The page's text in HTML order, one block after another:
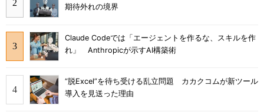
期待外れの境界
Claude Codeでは「エージェントを作るな、スキルを作
れ」 Anthropicが示すAI構築術
“脱Excel”を待ち受ける乱立問題 カカクコムが新ツール
導入を見送った理由